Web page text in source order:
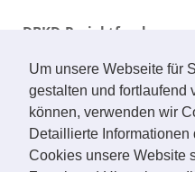
Um unsere Webseite für
gestalten und fortlaufend
können, verwenden wir
Detaillierte Informationen
Cookies unsere Website
DBKD-Projektfonds
BIC: PKHDE2HXXX
Girgensohn-Aderkas-
IBAN: DE75 7016 6486
BIC: GENODEF1QHC